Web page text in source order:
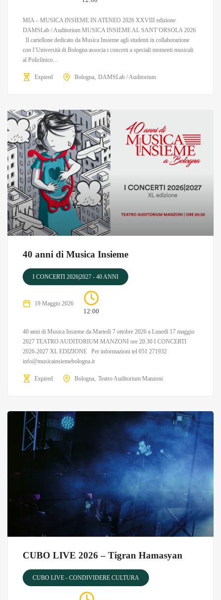
MIA – MUSICA INSIEME IN ATENEO 2026 XXVIII edizione
DAMSLab / Auditorium MUSICA INSIEME AL SANT’ORSOLA 2026
Il cartellone dedicato da Musica Insieme agli studenti in collaborazione
con l’Università di Bologna associa i concerti a speciali momenti musicali
al Policlinico...
Expired Bologna DAMSLab / Auditorium
40 anni di Musica Insieme
I CONCERTI 2026|2027 - 40 ANNI
19 Maggio 2026
12:00
40 anni di Musica Insieme da Martedì 7 ottobre 2026 a Lunedì 17 maggio
2027 TEATRO AUDITORIUM MANZONI ore 20.30 I CONCERTI
2026-2027 XL EDIZIONE Per informazioni tel 051 271932
info@musicainsiemebologna.it
Expired Bologna Teatro Auditorium Manzoni
CUBO LIVE 2026 – Tigran Hamasyan
CUBO LIVE - CONDIVIDERE CULTURA